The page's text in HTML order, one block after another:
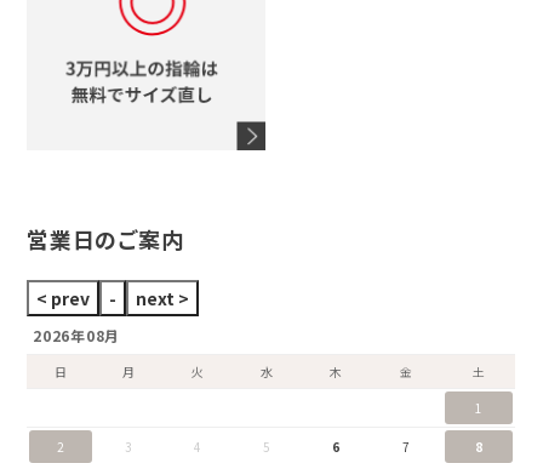
ウノアエレ
タグホイヤー
営業日のご案内
2026年08月
日 月 火 水 木 金
土
1
2 3 4 5 6 7 8